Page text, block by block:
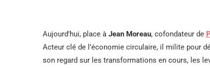
Aujourd’hui, place à Jean Moreau, cofondateur de
Acteur clé de l’économie circulaire, il milite pour
son regard sur les transformations en cours, les